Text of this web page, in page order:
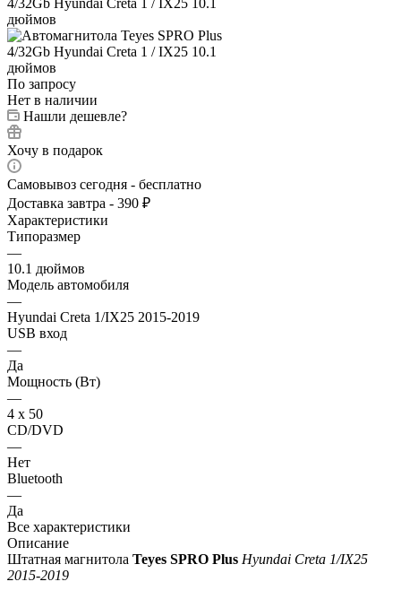
По запросу
Нет в наличии
Нашли дешевле?
Хочу в подарок
Самовывоз сегодня - бесплатно
Доставка завтра - 390 ₽
Характеристики
Типоразмер
—
10.1 дюймов
Модель автомобиля
—
Hyundai Creta 1/IX25 2015-2019
USB вход
—
Да
Мощность (Вт)
—
4 х 50
CD/DVD
—
Нет
Bluetooth
—
Да
Все характеристики
Описание
Штатная магнитола Teyes SPRO Plus Hyundai Creta 1/IX25
2015-2019